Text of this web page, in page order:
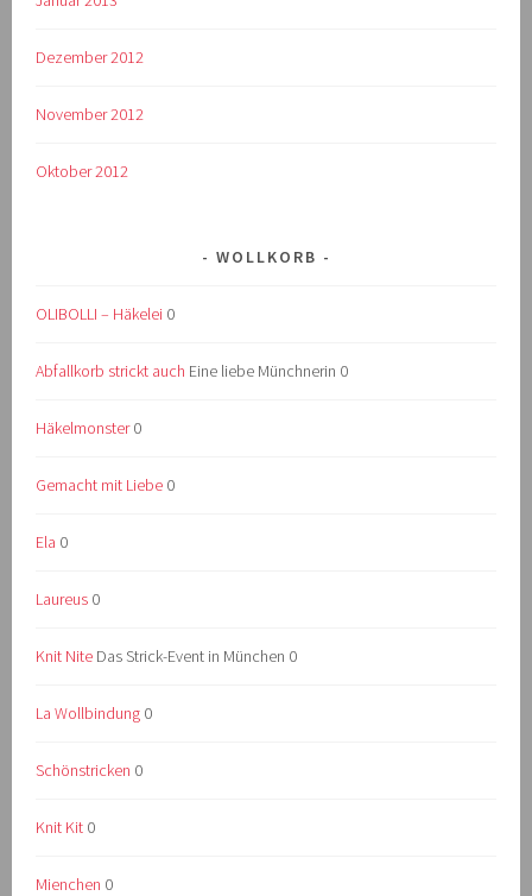
Dezember 2012
November 2012
Oktober 2012
WOLLKORB
OLIBOLLI – Häkelei 0
Abfallkorb strickt auch Eine liebe Münchnerin 0
Häkelmonster0
Gemacht mit Liebe 0
Ela 0
Laureus 0
Knit Nite Das Strick-Event in München 0
La Wollbindung 0
Schönstricken 0
Knit Kit 0
Mienchen 0